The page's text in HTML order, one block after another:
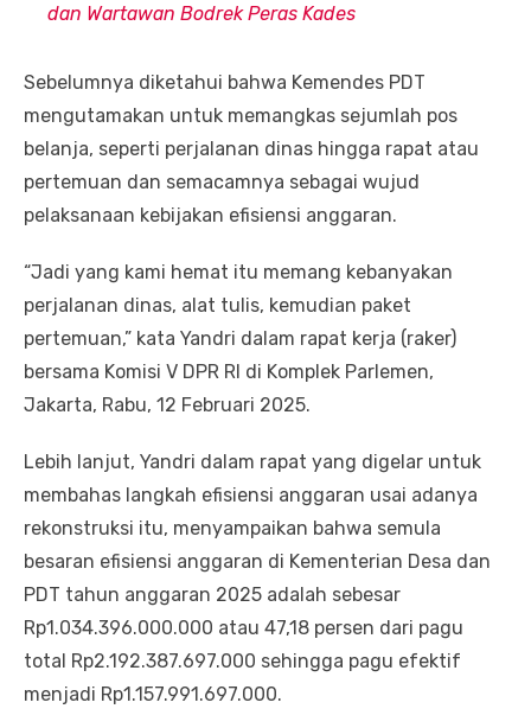
dan Wartawan Bodrek Peras Kades
Sebelumnya diketahui bahwa Kemendes PDT
mengutamakan untuk memangkas sejumlah pos
belanja, seperti perjalanan dinas hingga rapat atau
pertemuan dan semacamnya sebagai wujud
pelaksanaan kebijakan efisiensi anggaran.
“Jadi yang kami hemat itu memang kebanyakan
perjalanan dinas, alat tulis, kemudian paket
pertemuan,” kata Yandri dalam rapat kerja (raker)
bersama Komisi V DPR RI di Komplek Parlemen,
Jakarta, Rabu, 12 Februari 2025.
Lebih lanjut, Yandri dalam rapat yang digelar untuk
membahas langkah efisiensi anggaran usai adanya
rekonstruksi itu, menyampaikan bahwa semula
besaran efisiensi anggaran di Kementerian Desa dan
PDT tahun anggaran 2025 adalah sebesar
Rp1.034.396.000.000 atau 47,18 persen dari pagu
total Rp2.192.387.697.000 sehingga pagu efektif
menjadi Rp1.157.991.697.000.